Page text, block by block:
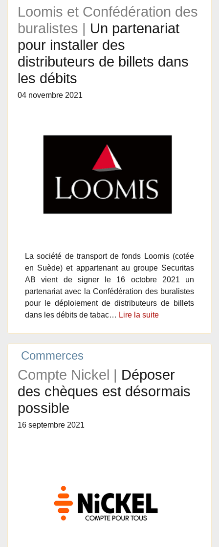
Loomis et Confédération des
buralistes | Un partenariat
pour installer des
distributeurs de billets dans
les débits
04 novembre 2021
La société de transport de fonds Loomis (cotée
en Suède) et appartenant au groupe Securitas
AB vient de signer le 16 octobre 2021 un
partenariat avec la Confédération des buralistes
pour le déploiement de distributeurs de billets
dans les débits de tabac… Lire la suite
Commerces
Compte Nickel | Déposer
des chèques est désormais
possible
16 septembre 2021